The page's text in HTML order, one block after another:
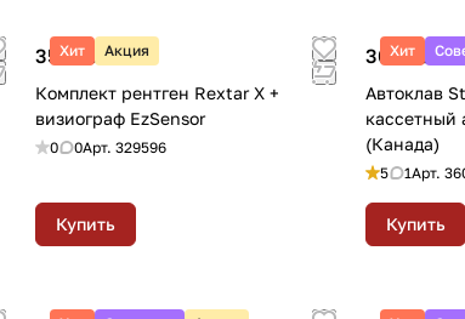
Хит Акция
356 500 ₽
Комплект рентген Rextar X +
визиограф EzSensor
0 0Арт.329596
Купить
Хит
308 800 ₽
Автоклав
кассетный
(Канада)
5 1Арт.
Купить